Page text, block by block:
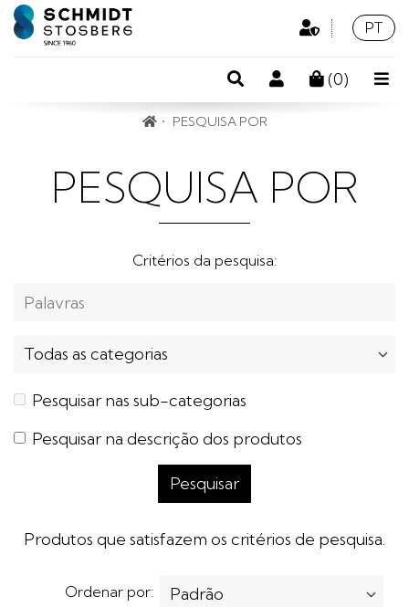
Área
Profissional
PT
PesquisaConta(0)
PESQUISA POR
PESQUISA POR
Critérios da pesquisa:
Pesquisar nas sub-categorias
Pesquisar na descrição dos produtos
Produtos que satisfazem os critérios de pesquisa.
Ordenar por: